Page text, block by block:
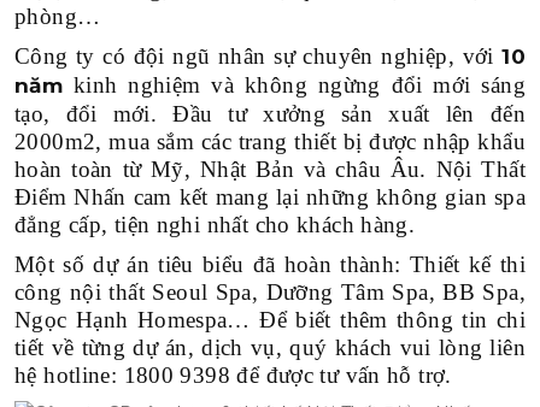
phòng…
Công ty có đội ngũ nhân sự chuyên nghiệp, với10
năm kinh nghiệm và không ngừng đổi mới sáng
tạo, đổi mới. Đầu tư xưởng sản xuất lên đến
2000m2, mua sắm các trang thiết bị được nhập khẩu
hoàn toàn từ Mỹ, Nhật Bản và châu Âu. Nội Thất
Điểm Nhấn cam kết mang lại những không gian spa
đẳng cấp, tiện nghi nhất cho khách hàng.
Một số dự án tiêu biểu đã hoàn thành: Thiết kế thi
công nội thất Seoul Spa, Dưỡng Tâm Spa, BB Spa,
Ngọc Hạnh Homespa… Để biết thêm thông tin chi
tiết về từng dự án, dịch vụ, quý khách vui lòng liên
hệ hotline: 1800 9398 để được tư vấn hỗ trợ.